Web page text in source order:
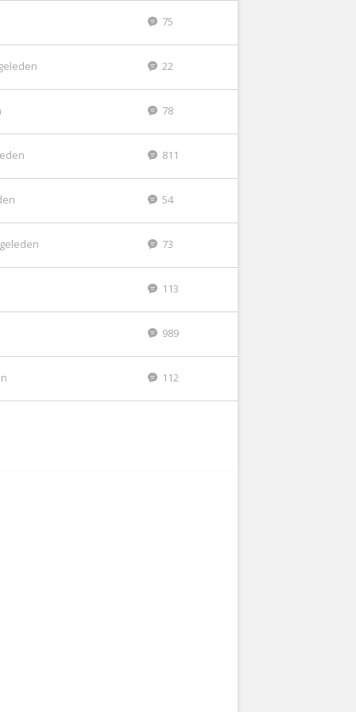
75
22
78
811
54
73
113
989
112